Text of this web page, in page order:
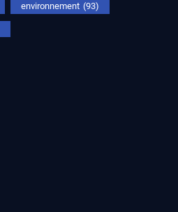
environnement (93)